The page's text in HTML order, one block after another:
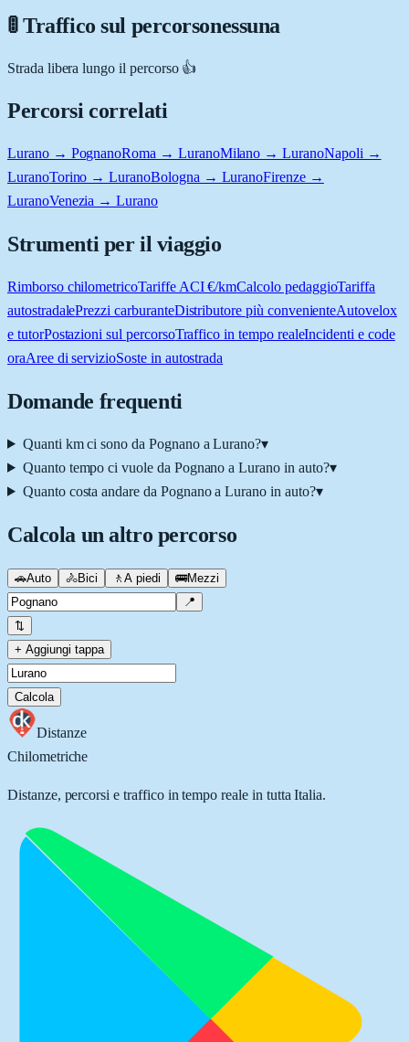
🚦 Traffico sul percorsonessuna
Strada libera lungo il percorso 👍
Percorsi correlati
Lurano → PognanoRoma → LuranoMilano → LuranoNapoli →
LuranoTorino → LuranoBologna → LuranoFirenze →
LuranoVenezia → Lurano
Strumenti per il viaggio
Rimborso chilometricoTariffe ACI €/kmCalcolo pedaggioTariffa
autostradalePrezzi carburanteDistributore più convenienteAutovelox
e tutorPostazioni sul percorsoTraffico in tempo realeIncidenti e code
oraAree di servizioSoste in autostrada
Domande frequenti
Quanti km ci sono da Pognano a Lurano?▾
Quanto tempo ci vuole da Pognano a Lurano in auto?▾
Quanto costa andare da Pognano a Lurano in auto?▾
Calcola un altro percorso
🚗Auto 🚴Bici 🚶 A piedi 🚌Mezzi
📍
⇅
+ Aggiungi tappa
Calcola
Distanze
Chilometriche
Distanze, percorsi e traffico in tempo reale in tutta Italia.